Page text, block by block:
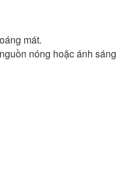
mát.
nóng hoặc ánh sáng